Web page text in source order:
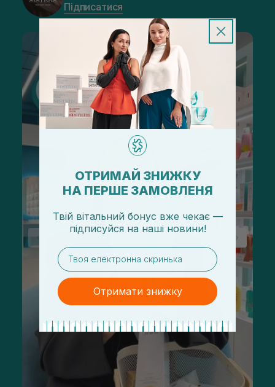
Підписатися
ОТРИМАЙ ЗНИЖКУ
НА ПЕРШЕ ЗАМОВЛЕНЯ
Твій вітальний бонус вже чекає —
підписуйся на наші новини!
email
Отримати знижку